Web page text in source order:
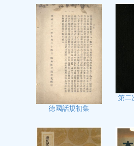
德國話規初集
第二